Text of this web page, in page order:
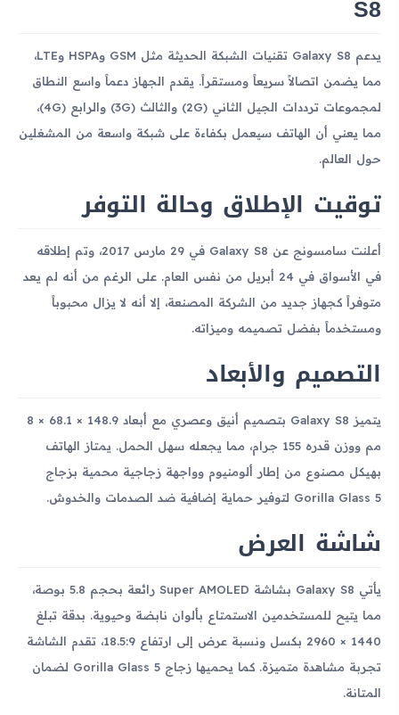
S8
يدعم Galaxy S8 تقنيات الشبكة الحديثة مثل GSM وHSPA وLTE،
مما يضمن اتصالاً سريعاً ومستقراً. يقدم الجهاز دعماً واسع النطاق
لمجموعات ترددات الجيل الثاني (2G) والثالث (3G) والرابع (4G)،
مما يعني أن الهاتف سيعمل بكفاءة على شبكة واسعة من المشغلين
حول العالم.
توقيت الإطلاق وحالة التوفر
أعلنت سامسونج عن Galaxy S8 في 29 مارس 2017، وتم إطلاقه
في الأسواق في 24 أبريل من نفس العام. على الرغم من أنه لم يعد
متوفراً كجهاز جديد من الشركة المصنعة، إلا أنه لا يزال محبوباً
ومستخدماً بفضل تصميمه وميزاته.
التصميم والأبعاد
يتميز Galaxy S8 بتصميم أنيق وعصري مع أبعاد 148.9 × 68.1 × 8
مم ووزن قدره 155 جرام، مما يجعله سهل الحمل. يمتاز الهاتف
بهيكل مصنوع من إطار ألومنيوم وواجهة زجاجية محمية بزجاج
Gorilla Glass 5 لتوفير حماية إضافية ضد الصدمات والخدوش.
شاشة العرض
يأتي Galaxy S8 بشاشة Super AMOLED رائعة بحجم 5.8 بوصة،
مما يتيح للمستخدمين الاستمتاع بألوان نابضة وحيوية. بدقة تبلغ
1440 × 2960 بكسل ونسبة عرض إلى ارتفاع 18.5:9، تقدم الشاشة
تجربة مشاهدة متميزة. كما يحميها زجاج Gorilla Glass 5 لضمان
المتانة.